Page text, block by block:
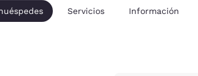
Servicios Información